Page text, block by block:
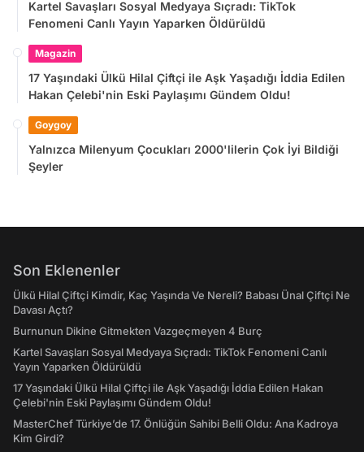
Kartel Savaşları Sosyal Medyaya Sıçradı: TikTok
Fenomeni Canlı Yayın Yaparken Öldürüldü
Magazin
17 Yaşındaki Ülkü Hilal Çiftçi ile Aşk Yaşadığı İddia Edilen
Hakan Çelebi'nin Eski Paylaşımı Gündem Oldu!
Goygoy
Yalnızca Milenyum Çocukları 2000'lilerin Çok İyi Bildiği
Şeyler
Son Eklenenler
Ülkü Hilal Çiftçi Kimdir, Kaç Yaşında Ve Nereli? Babası Ünal Çiftçi Ne
Davası Açtı?
Burnunun Dikine Gitmekten Vazgeçmeyen 4 Burç
Kartel Savaşları Sosyal Medyaya Sıçradı: TikTok Fenomeni Canlı
Yayın Yaparken Öldürüldü
17 Yaşındaki Ülkü Hilal Çiftçi ile Aşk Yaşadığı İddia Edilen Hakan
Çelebi'nin Eski Paylaşımı Gündem Oldu!
MasterChef Türkiye’de 17. Önlüğün Sahibi Belli Oldu: Ana Kadroya
Kim Girdi?